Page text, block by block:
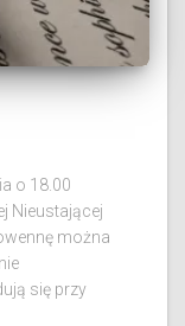
o 18.00
Nieustającej
można
się przy